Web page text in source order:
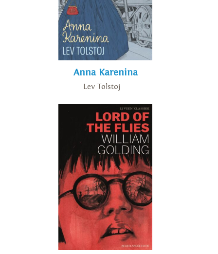
Anna Karenina
Lev Tolstoj